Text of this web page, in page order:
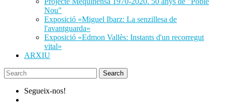
Nou"
Exposició «Miguel Ibarz: La senzillesa de
l'avantguarda»
Exposició «Edmon Vallès: Instants d'un recorregut
vital»
ARXIU
Segueix-nos!